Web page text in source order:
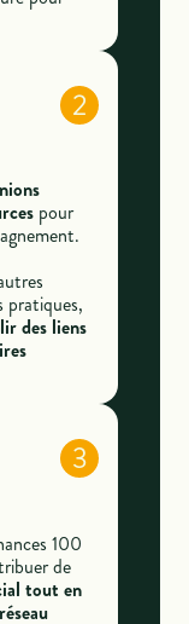
2
pour
pratiques,
des liens
3
100
de
tout en